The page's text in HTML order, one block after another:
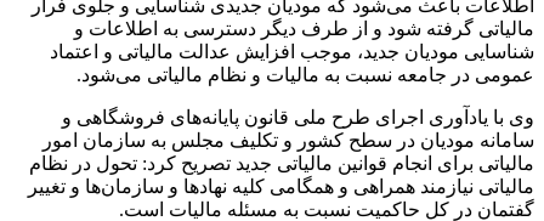
اطلاعات باعث می‌شود که مودیان جدیدی شناسایی و جلوی فرار
مالیاتی گرفته شود و از طرف دیگر دسترسی به اطلاعات و
شناسایی مودیان جدید، موجب افزایش عدالت مالیاتی و اعتماد
عمومی در جامعه نسبت به مالیات و نظام مالیاتی می‌شود.
وی با یادآوری اجرای طرح ملی قانون پایانه‌های فروشگاهی و
سامانه مودیان در سطح کشور و تکلیف مجلس به سازمان امور
مالیاتی برای انجام قوانین مالیاتی جدید تصریح کرد: تحول در نظام
مالیاتی نیازمند همراهی و همگامی کلیه نهادها و سازمان‌ها و تغییر
گفتمان در کل حاکمیت نسبت به مسئله مالیات است.